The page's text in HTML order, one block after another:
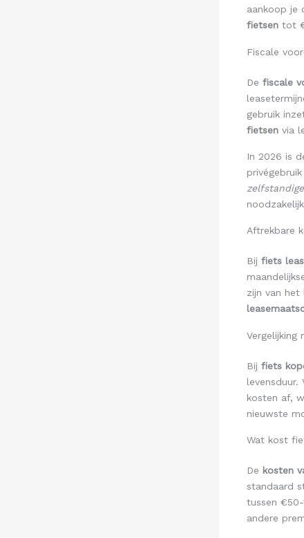
aankoop je
fietsen tot
Fiscale
De fiscale
gebruik
fietsen via
In 2026 is
Aftrekbare
Bij fiets
zijn van het
Vergelijking
Bij fiets
kosten af,
nieuwste
Wat kost
De kosten
standaard
tussen
andere